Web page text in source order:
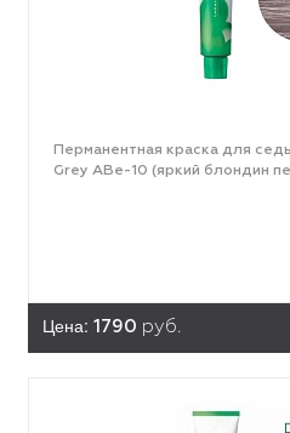
Перманентная краска для
Grey ABe-10 (яркий блондин
Цена: 1790 руб.